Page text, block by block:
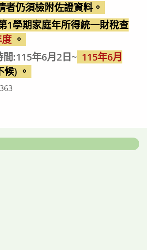
者仍須檢附佐證資料。
1學期家庭年所得統一財稅查
。
間:115年6月2日~ 115年6月
候) 。
363